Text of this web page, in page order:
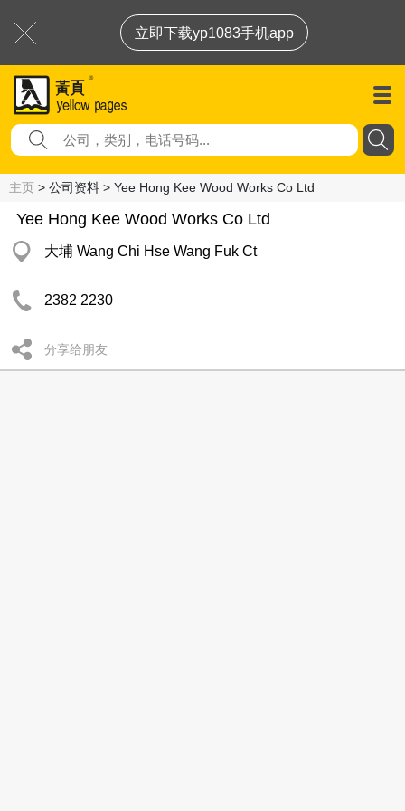
立即下载yp1083手机app
主页 > 公司资料 > Yee Hong Kee Wood Works Co Ltd
Yee Hong Kee Wood Works Co Ltd
大埔 Wang Chi Hse Wang Fuk Ct
2382 2230
分享给朋友